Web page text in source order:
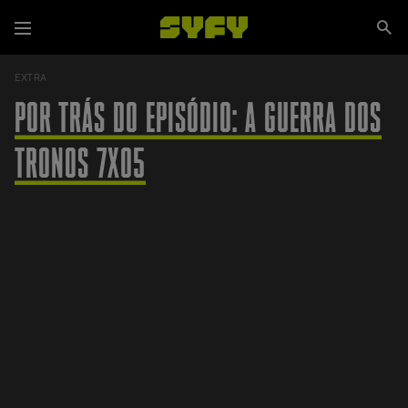
para
o
conteúdo
Menu
EXTRA
POR TRÁS DO EPISÓDIO: A GUERRA DOS
TRONOS 7X05